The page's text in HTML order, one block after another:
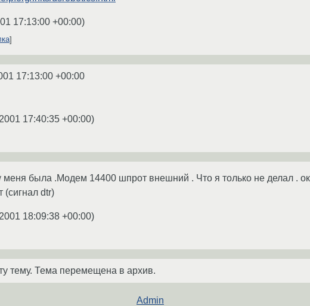
17:13:00 +00:00)
17:13:00 +00:00
17:40:35 +00:00)
меня была .Модем 14400 шпрот внешний . Что я только не делал .
(сигнал dtr)
18:09:38 +00:00)
тему. Тема перемещена в архив.
Admin